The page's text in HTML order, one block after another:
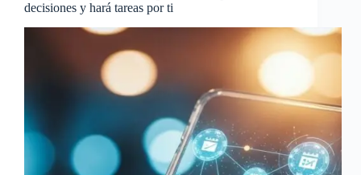
decisiones y hará tareas por ti